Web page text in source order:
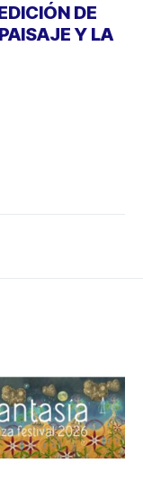
DE
Y LA